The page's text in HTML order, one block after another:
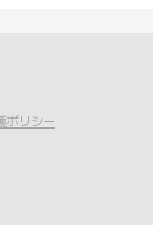
ポリシー